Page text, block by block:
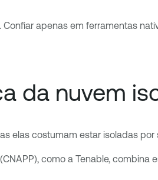
Confiar apenas em ferramentas
da nuvem
elas costumam estar isoladas por
como a Tenable, combina